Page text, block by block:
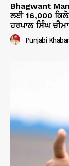
Bhagwant
ਲਈ 16,000
ਹਰਪਾਲ ਸਿੰਘ ਚੀਮਾ
Punjabi